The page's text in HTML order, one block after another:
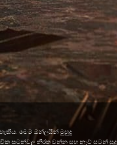
මෙම ඔන්ලයින් මුහුදු
සටන්වල නිරත වන්න සහ නැව් සටන් සූදු